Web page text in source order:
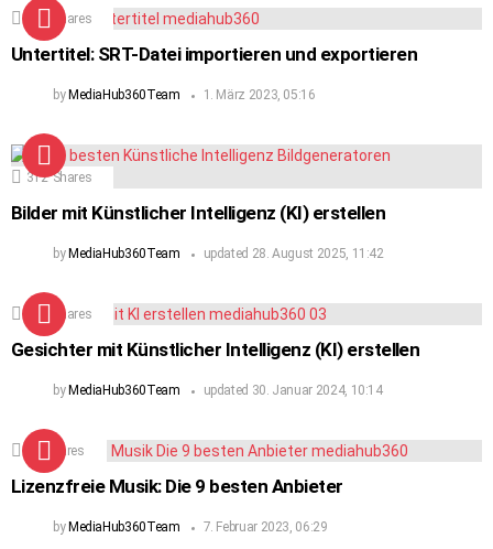
Shares
Untertitel: SRT-Datei importieren und exportieren
by MediaHub360Team 1. März 2023, 05:16
312 Shares
Bilder mit Künstlicher Intelligenz (KI) erstellen
by MediaHub360Team updated 28. August 2025, 11:42
Shares
Gesichter mit Künstlicher Intelligenz (KI) erstellen
by MediaHub360Team updated 30. Januar 2024, 10:14
Shares
Lizenzfreie Musik: Die 9 besten Anbieter
by MediaHub360Team 7. Februar 2023, 06:29